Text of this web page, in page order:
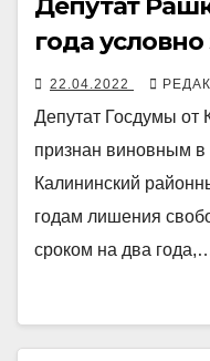
года
22.04.2022
Депутат Госдумы
признан виновным в
Калининский
годам лишения
сроком на два